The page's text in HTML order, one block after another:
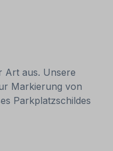
Art aus. Unsere
Markierung von
Parkplatzschildes